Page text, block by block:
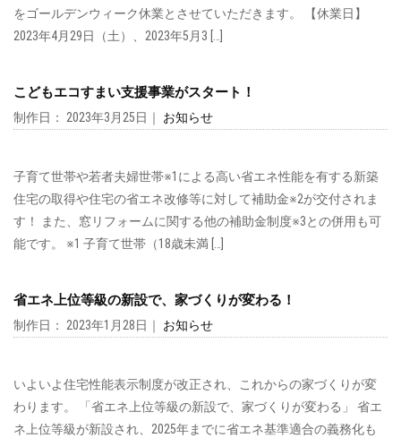
をゴールデンウィーク休業とさせていただきます。 【休業日】
2023年4月29日（土）、2023年5月3 […]
こどもエコすまい支援事業がスタート！
制作日： 2023年3月25日｜ お知らせ
子育て世帯や若者夫婦世帯※1による高い省エネ性能を有する新築
住宅の取得や住宅の省エネ改修等に対して補助金※2が交付されま
す！ また、窓リフォームに関する他の補助金制度※3との併用も可
能です。 ※1 子育て世帯（18歳未満 […]
省エネ上位等級の新設で、家づくりが変わる！
制作日： 2023年1月28日｜ お知らせ
いよいよ住宅性能表示制度が改正され、これからの家づくりが変
わります。 「省エネ上位等級の新設で、家づくりが変わる」 省エ
ネ上位等級が新設され、2025年までに省エネ基準適合の義務化も